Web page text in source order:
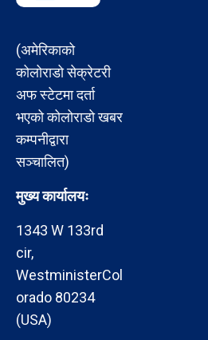
(अमेरिकाको
कोलोराडो सेक्रेटरी
अफ स्टेटमा दर्ता
भएको कोलोराडो खबर
कम्पनीद्वारा
सञ्चालित)
मुख्य कार्यालयः
1343 W 133rd
cir,
WestministerCol
orado 80234
(USA)